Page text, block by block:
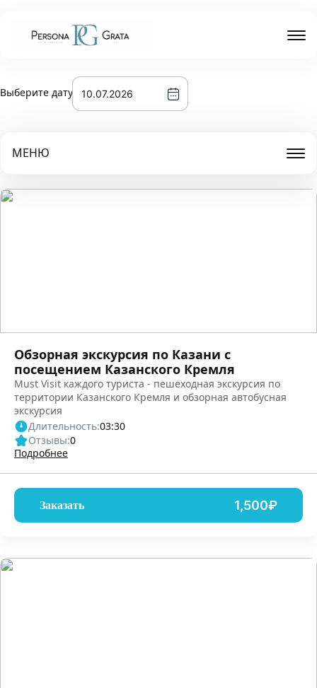
Выберите дату
МЕНЮ
Обзорная экскурсия по Казани с
посещением Казанского Кремля
Must Visit каждого туриста - пешеходная экскурсия по
территории Казанского Кремля и обзорная автобусная
экскурсия
Длительность:03:30
Отзывы:0
Подробнее
Заказать 1,500₽